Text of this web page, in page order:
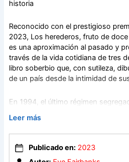
historia
Reconocido con el prestigioso
2023, Los herederos, fruto de
es una aproximación al pasado y
través de la vida cotidiana de tres
libro soberbio que, con sutileza,
de un país desde la intimidad de
En 1994, el último régimen
cayó para dar paso a un nuevo
precedentes y que dejaba a sus
desamparados al mismo tiempo.
Esta es la historia de Dipuo, una de
Leer más
Publicado en: 2023